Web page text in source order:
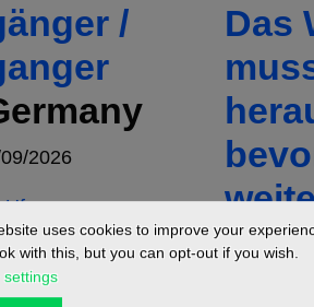
/
2026
Ufer
Das
uses cookies to improve your
with this, but you can opt-out if you wish.
settings